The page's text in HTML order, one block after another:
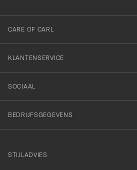
onze
nieuwsbrief!
CARE OF CARL
KLANTENSERVICE
SOCIAAL
BEDRIJFSGEGEVENS
STIJLADVIES